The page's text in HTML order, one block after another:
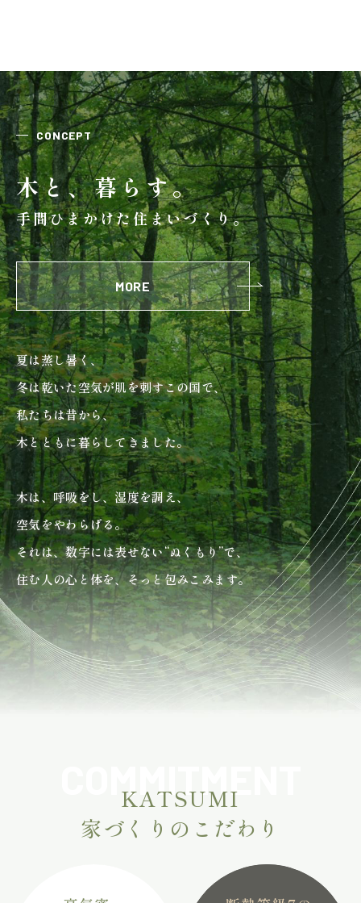
土地の上手な探し方
家づくりの資金計画
設計・施工品質管理
検査・アフターメンテナンス
家づくりのスケジュール
よくあるご質問 店舗紹介
スタッフブログ ZEH普及目標
プライバシー
ポリシー
ソーシャルメディアポリ
シー
サイトマップ
MENU
CONCEPT
木と、暮らす。
手間ひまかけた住まいづくり。
MORE
夏は蒸し暑く、
冬は乾いた空気が肌を刺すこの国で、
私たちは昔から、
木とともに暮らしてきました。
木は、呼吸をし、湿度を調え、
空気をやわらげる。
それは、数字には表せない“ぬくもり”で、
住む人の心と体を、そっと包みこみます。
COMMITMENT
KATSUMI
家づくりのこだわり